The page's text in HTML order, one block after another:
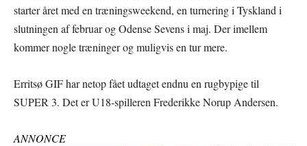
starter året med en træningsweekend, en turnering i Tyskland i
slutningen af februar og Odense Sevens i maj. Der imellem
kommer nogle træninger og muligvis en tur mere.
Erritsø GIF har netop fået udtaget endnu en rugbypige til
SUPER 3. Det er U18-spilleren Frederikke Norup Andersen.
ANNONCE